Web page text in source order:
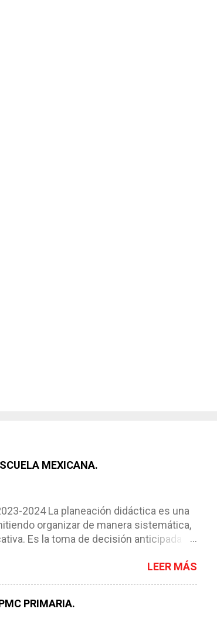
MEXICANA.
2024 La planeación didáctica es una
organizar de manera sistemática,
Es la toma de decisión anticipada
* Es el instrumento necesario
los procesos. *Requiere de la
LEER MÁS
PRIMARIA.